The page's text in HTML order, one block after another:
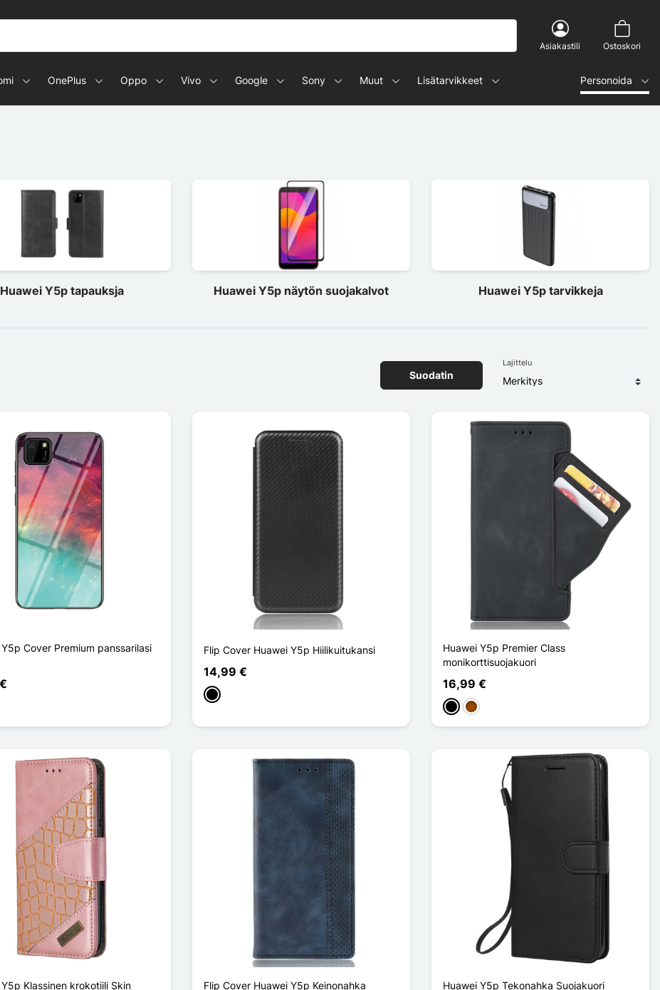
Asiakastili Ostoskori
OnePlus Oppo Vivo Google Sony Muut Lisätarvikkeet Personoida
Huawei Y5p tapauksja Huawei Y5p näytön suojakalvot Huawei Y5p tarvikkeja
Suodatin
Lajittelu
Cover Premium panssarilasi
Flip Cover Huawei Y5p Hiilikuitukansi
14,99 €
Musta
Huawei Y5p Premier Class
monikorttisuojakuori
16,99 €
MustaRuskea
Klassinen krokotiili Skin
Flip Cover Huawei Y5p Keinonahka
Huawei Y5p Tekonahka Suojakuori